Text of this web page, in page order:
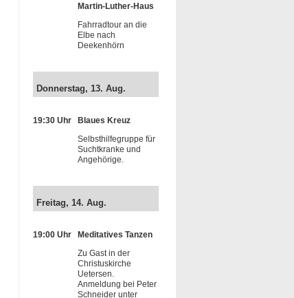
Martin-Luther-Haus
Fahrradtour an die
Elbe nach
Deekenhörn
Donnerstag, 13. Aug.
19:30 Uhr
Blaues Kreuz
Selbsthilfegruppe für
Suchtkranke und
Angehörige.
Freitag, 14. Aug.
19:00 Uhr
Meditatives Tanzen
Zu Gast in der
Christuskirche
Uetersen.
Anmeldung bei Peter
Schneider unter